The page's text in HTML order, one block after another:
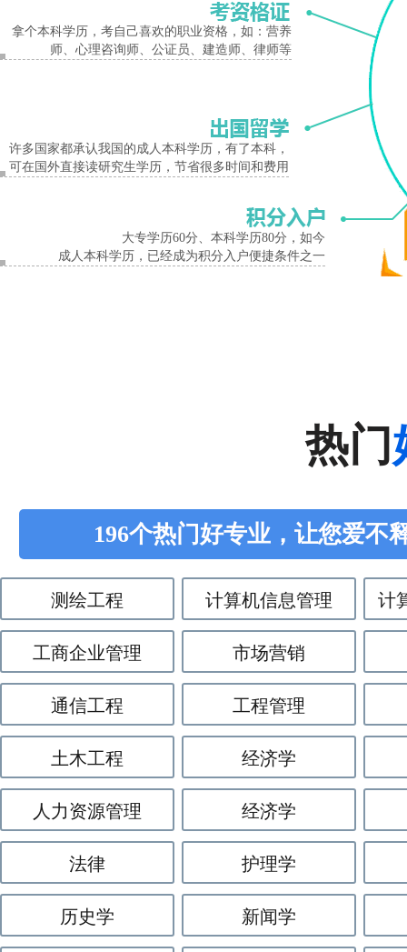
河南大学 成人高考 测控技术与仪器 专升本 专业介绍与报名
拿个本科学历，考自己喜欢的职业资格，如：营养
师、心理咨询师、公证员、建造师、律师等
许多国家都承认我国的成人本科学历，有了本科，
可在国外直接读研究生学历，节省很多时间和费用
大专学历60分、本科学历80分，如今
成人本科学历，已经成为积分入户便捷条件之一
热门
196个热门好专业，让您爱不
测绘工程 计算机信息管理 计
工商企业管理 市场营销
通信工程 工程管理
土木工程 经济学
人力资源管理 经济学
法律 护理学
历史学 新闻学